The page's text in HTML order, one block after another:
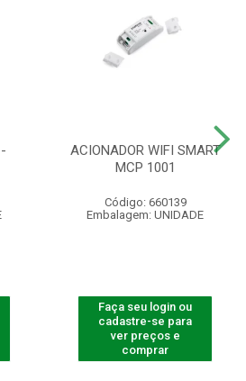
ACIONADOR WIFI SMART
MCP 1001
Código: 660139
Embalagem: UNIDADE
Faça seu login ou
cadastre-se para
ver preços e
comprar